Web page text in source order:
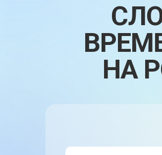
НА